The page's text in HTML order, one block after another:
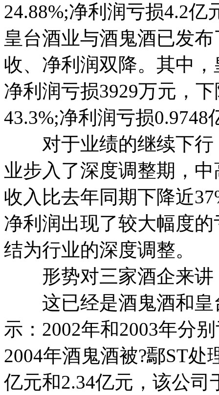
24.88%;净利润亏损4.2
皇台酒业与酒鬼酒已发
收、净利润双降。其中
净利润亏损3929万元，
43.3%;净利润亏损0.9748
对于业绩的继续下行
业步入了深度调整期，
收入比去年同期下降近
净利润出现了较大幅度
结为行业的深度调整。
形势对三家酒企来讲
这已经是酒鬼酒和皇
示：2002年和2003年分
2004年酒鬼酒被?鄢ST处
亿元和2.34亿元，该公司